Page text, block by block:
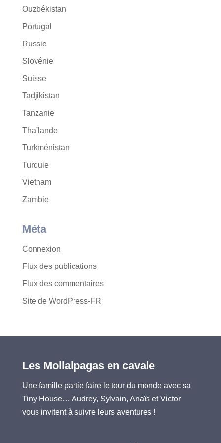
Ouzbékistan
Portugal
Russie
Slovénie
Suisse
Tadjikistan
Tanzanie
Thaïlande
Turkménistan
Turquie
Vietnam
Zambie
Méta
Connexion
Flux des publications
Flux des commentaires
Site de WordPress-FR
Les Mollalpagas en cavale
Une famille partie faire le tour du monde avec sa
Tiny House… Audrey, Sylvain, Anaïs et Victor
vous invitent à suivre leurs aventures !